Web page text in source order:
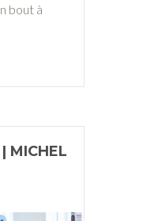
bout à
MICHEL